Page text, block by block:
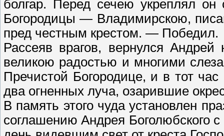
болгар. Перед сечею укреплял
Богородицы — Владимирскою,
пред честным крестом. — Победил.
Рассеяв врагов, вернулся
великою радостью и многими
Пречистой Богородице, и в тот
два огненных луча, озарившие
В память этого чуда установлен
соглашению Андрея Боголюбского